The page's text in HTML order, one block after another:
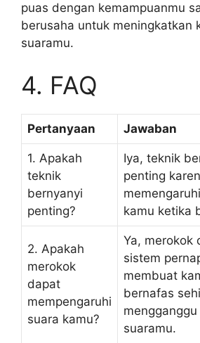
puas dengan kemampuanmu
berusaha untuk meningkatkan
suaramu.
4. FAQ
Pertanyaan Jawaban
1. Apakah
teknik
bernyanyi
penting?
Iya, teknik
penting
kamu ketika
2. Apakah
merokok
dapat
mempengaruhi
suara kamu?
Ya, merokok
sistem
membuat
bernafas
suaramu.